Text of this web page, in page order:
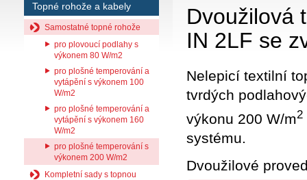
Topné rohože a kabely
Samostatné topné rohože
pro plovoucí podlahy s
výkonem 80 W/m2
pro plošné temperování a
vytápění s výkonem 100
W/m2
pro plošné temperování a
vytápění s výkonem 160
W/m2
pro plošné temperování s
výkonem 200 W/m2
Kompletní sady s topnou
Dvoužilová
IN 2LF se
Nelepicí textilní
tvrdých
výkonu 200 W/m2
systému.
Dvoužilové